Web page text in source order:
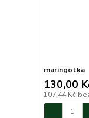
maringotka
130,00
107,44 Kč